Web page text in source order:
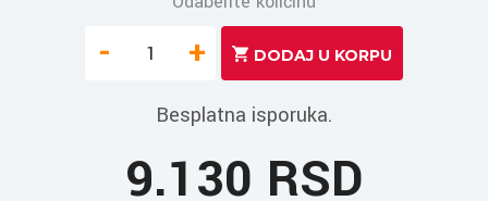
- +
Besplatna isporuka.
9.130 RSD